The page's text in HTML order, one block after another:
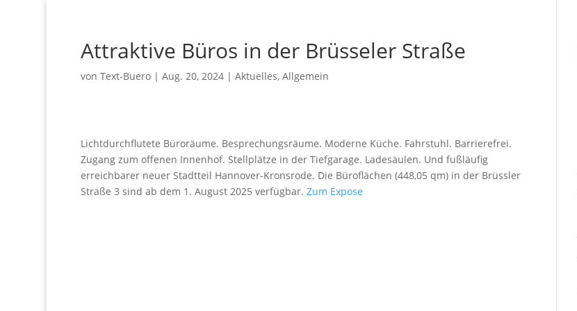
Attraktive Büros in der Brüsseler Straße
vonText-Buero |Aug. 20, 2024 |Aktuelles,Allgemein
Lichtdurchflutete Büroräume. Besprechungsräume. Moderne Küche. Fahrstuhl. Barrierefrei.
Zugang zum offenen Innenhof. Stellplätze in der Tiefgarage. Ladesäulen. Und fußläufig
erreichbarer neuer Stadtteil Hannover-Kronsrode. Die Büroflächen (448,05 qm) in der Brüssler
Straße 3 sind ab dem 1. August 2025 verfügbar.Zum Expose